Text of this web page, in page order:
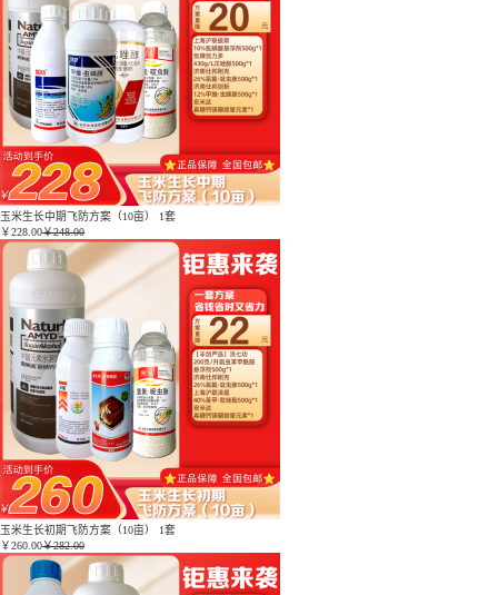
玉米生长中期飞防方案（10亩） 1套
￥228.00￥248.00
玉米生长初期飞防方案（10亩） 1套
￥260.00￥282.00